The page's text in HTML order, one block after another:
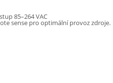
85–264 VAC
sense pro optimální provoz zdroje.